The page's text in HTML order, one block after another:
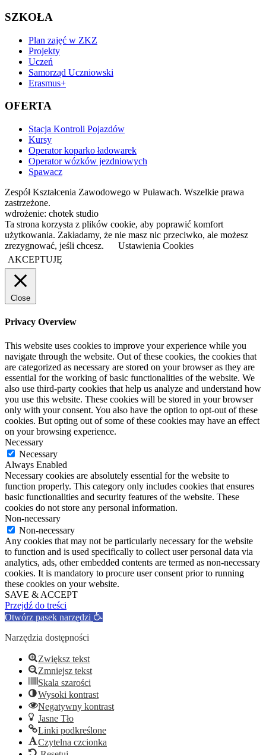
SZKOŁA
Plan zajęć w ZKZ
Projekty
Uczeń
Samorząd Uczniowski
Erasmus+
OFERTA
Stacja Kontroli Pojazdów
Kursy
Operator koparko ładowarek
Operator wózków jezdniowych
Spawacz
Zespół Kształcenia Zawodowego w Puławach. Wszelkie prawa
zastrzeżone.
wdrożenie: chotek studio
Ta strona korzysta z plików cookie, aby poprawić komfort
użytkowania. Zakładamy, że nie masz nic przeciwko, ale możesz
zrezygnować, jeśli chcesz.
Ustawienia Cookies
AKCEPTUJĘ
Close
Privacy Overview
This website uses cookies to improve your experience while you
navigate through the website. Out of these cookies, the cookies that
are categorized as necessary are stored on your browser as they are
essential for the working of basic functionalities of the website. We
also use third-party cookies that help us analyze and understand how
you use this website. These cookies will be stored in your browser
only with your consent. You also have the option to opt-out of these
cookies. But opting out of some of these cookies may have an effect
on your browsing experience.
Necessary
Necessary
Always Enabled
Necessary cookies are absolutely essential for the website to
function properly. This category only includes cookies that ensures
basic functionalities and security features of the website. These
cookies do not store any personal information.
Non-necessary
Non-necessary
Any cookies that may not be particularly necessary for the website
to function and is used specifically to collect user personal data via
analytics, ads, other embedded contents are termed as non-necessary
cookies. It is mandatory to procure user consent prior to running
these cookies on your website.
SAVE & ACCEPT
Przejdź do treści
Otwórz pasek narzędzi
Narzędzia dostępności
Zwiększ tekst
Zmniejsz tekst
Skala szarości
Wysoki kontrast
Negatywny kontrast
Jasne Tło
Linki podkreślone
Czytelna czcionka